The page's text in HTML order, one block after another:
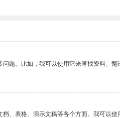
题。比如，我可以使用它来查找资料、翻
、表格、演示文稿等各个方面。我可以使